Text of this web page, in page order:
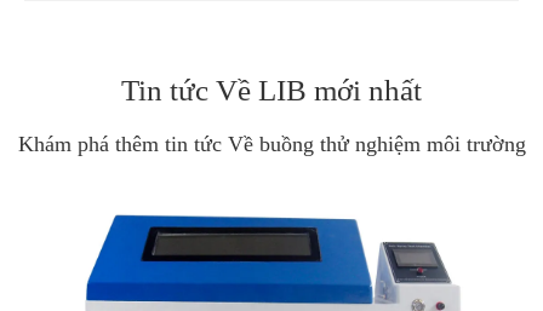
Tin tức Về LIB mới nhất
Khám phá thêm tin tức Về buồng thử nghiệm môi trường